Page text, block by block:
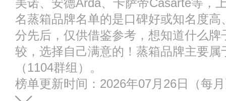
美诺、安德Arda、卡萨帝Casarte等，
名蒸箱品牌名单的是口碑好或知名度
分先后，仅供借鉴参考，想知道什么
较，选择自己满意的！蒸箱品牌主要属
（1104群组）。
榜单更新时间：2026年07月26日（每